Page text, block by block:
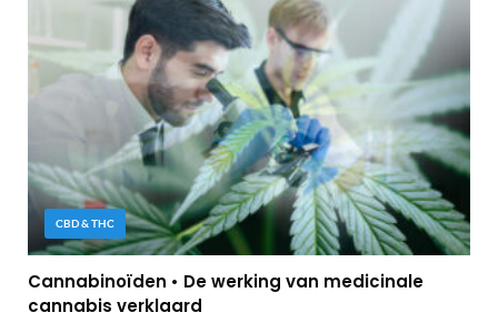
CBD & THC
Cannabinoïden • De werking van medicinale
cannabis verklaard